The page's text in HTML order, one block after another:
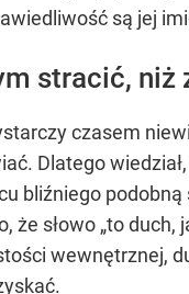
są jej
stracić, niż
czasem
Dlatego
bliźniego podobną
że słowo „to
wewnętrznej,